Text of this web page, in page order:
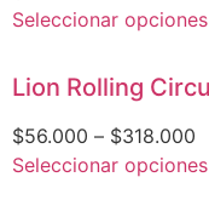
Seleccionar opciones
Lion Rolling
$56.000 – $318.000
Seleccionar opciones